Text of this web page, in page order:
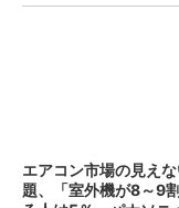
エアコン市場の見え
題、「室外機が8～9